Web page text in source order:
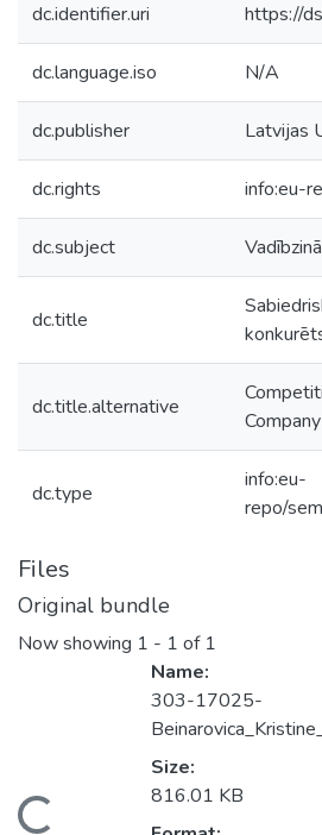
dc.identifier.uri https://
dc.language.iso N/A
dc.publisher Latvijas
dc.rights info:eu-
dc.subject
dc.title
dc.title.alternative
Company
dc.type
info:eu-
repo/
Files
Original bundle
Now showing 1 - 1 of 1
Name:
303-17025-
Size:
816.01 KB